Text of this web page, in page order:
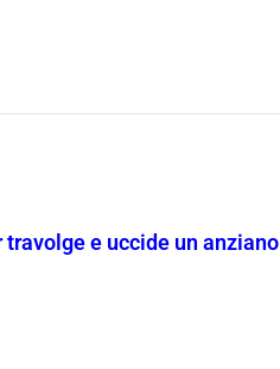
e uccide un